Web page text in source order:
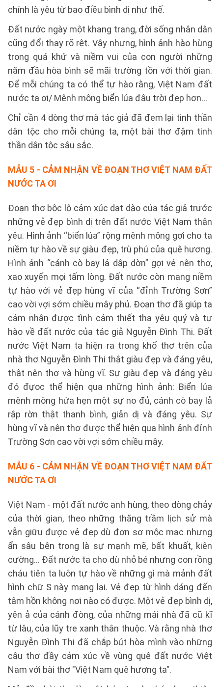
chính là yêu từ bao điều bình dị như thế.
Đất nước ngày một khang trang, đời sống nhân dân
cũng đổi thay rõ rệt. Vậy nhưng, hình ảnh hào hùng
trong quá khứ và niềm vui của con người những
năm đầu hòa bình sẽ mãi trường tồn với thời gian.
Để mỗi chúng ta có thể tự hào rằng, Việt Nam đất
nước ta ơi/ Mênh mông biển lúa đâu trời đẹp hơn…
Chỉ cần 4 dòng thơ mà tác giả đã đem lại tinh thần
dân tộc cho mỗi chúng ta, một bài thơ đậm tinh
thần dân tộc sâu sắc.
MẪU 5 - CẢM NHẬN VỀ ĐOẠN THƠ VIỆT NAM ĐẤT
NƯỚC TA ƠI
Đoạn thơ bộc lộ cảm xúc dạt dào của tác giả trước
những vẻ đẹp bình dị trên đất nước Việt Nam thân
yêu. Hình ảnh “biển lúa” rộng mênh mông gợi cho ta
niềm tự hào về sự giàu đẹp, trù phú của quê hương.
Hình ảnh “cánh cò bay lả dập dờn” gợi vẻ nên thơ,
xao xuyến mọi tấm lòng. Đất nước còn mang niềm
tự hào với vẻ đẹp hùng vĩ của “đỉnh Trường Sơn”
cao vời vợi sớm chiều mây phủ. Đoạn thơ đã giúp ta
cảm nhận được tình cảm thiết tha yêu quý và tự
hào về đất nước của tác giả Nguyễn Đình Thi. Đất
nước Việt Nam ta hiện ra trong khổ thơ trên của
nhà thơ Nguyễn Đình Thi thật giàu đẹp và đáng yêu,
thật nên thơ và hùng vĩ. Sự giàu đẹp và đáng yêu
đó đựoc thể hiện qua những hình ảnh: Biển lúa
mênh mông hứa hẹn một sự no đủ, cánh cò bay lả
rập rờn thật thanh bình, giản dị và đáng yêu. Sự
hùng vĩ và nên thơ được thể hiện qua hình ảnh đỉnh
Trường Sơn cao vời vợi sớm chiều mây.
MẪU 6 - CẢM NHẬN VỀ ĐOẠN THƠ VIỆT NAM ĐẤT
NƯỚC TA ƠI
Việt Nam - một đất nước anh hùng, theo dòng chảy
của thời gian, theo những thăng trầm lịch sử mà
vẫn giữu được vẻ đẹp dù đơn sơ mộc mạc nhưng
ẩn sâu bên trong là sự mạnh mẽ, bất khuất, kiên
cường... Đất nước ta cho dù nhỏ bé nhưng con rồng
cháu tiên ta luôn tự hào về những gì mà mảnh đất
hình chữ S này mang lại. Vẻ đẹp từ hình dáng đến
tâm hồn không nơi nào có được. Một vẻ đẹp bình dị,
yên ả của cánh đòng, của những mái nhà đã cũ kĩ
từ lâu, của lũy tre xanh thân thuộc. Và rằng nhà thơ
Nguyễn Đình Thi đã chắp bút hòa mình vào những
câu thơ đầy cảm xúc về vùng quê đất nước Việt
Nam với bài thơ "Việt Nam quê hương ta".